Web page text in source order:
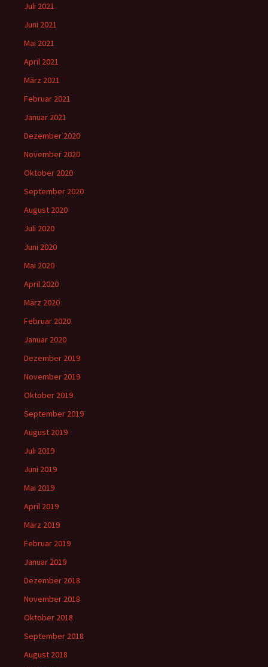
Juli 2021
Juni 2021
Mai 2021
April 2021
März 2021
Februar 2021
Januar 2021
Dezember 2020
November 2020
Oktober 2020
September 2020
August 2020
Juli 2020
Juni 2020
Mai 2020
April 2020
März 2020
Februar 2020
Januar 2020
Dezember 2019
November 2019
Oktober 2019
September 2019
August 2019
Juli 2019
Juni 2019
Mai 2019
April 2019
März 2019
Februar 2019
Januar 2019
Dezember 2018
November 2018
Oktober 2018
September 2018
August 2018